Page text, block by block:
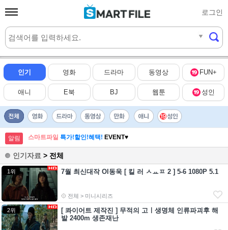
로그인
실시간HOT
인기 영화 드라마 동영상 FUN+
애니 E북 BJ 웹툰 성인
알림 스마트파일 특가!할인!혜택! EVENT♥
인기자료 > 전체
1위 7월 최신대작 Ol동욱 [ 킬 러 ㅅㅛㅍ 2 ] 5-6 1080P 5.1
전체 > 미니시리즈
2위
[ 콰이어트 제작진 ] 무적의 고ㅣ생명체 인류파괴후 해
발 2400m 생존재난